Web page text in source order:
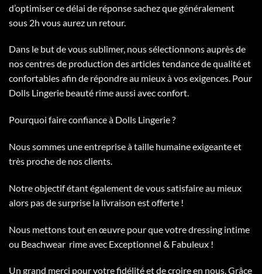
d’optimiser ce délai de réponse sachez que généralement
sous 2h vous aurez un retour.
Dans le but de vous sublimer, nous sélectionnons auprès de
nos centres de production des articles tendance de qualité et
confortables afin de répondre au mieux à vos exigences. Pour
Dolls Lingerie beauté rime aussi avec confort.
Pourquoi faire confiance à Dolls Lingerie ?
Nous sommes une entreprise à taille humaine exigeante et
très proche de nos clients.
Notre objectif étant également de vous satisfaire au mieux
alors pas de surprise la livraison est offerte !
Nous mettons tout en œuvre pour que votre dressing intime
ou Beachwear rime avec Exceptionnel & Fabuleux !
Un grand merci pour votre fidélité et de croire en nous. Grâce